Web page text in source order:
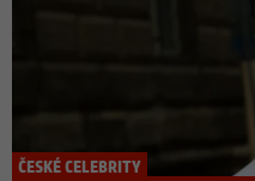
ČESKÉ CELEBRITY